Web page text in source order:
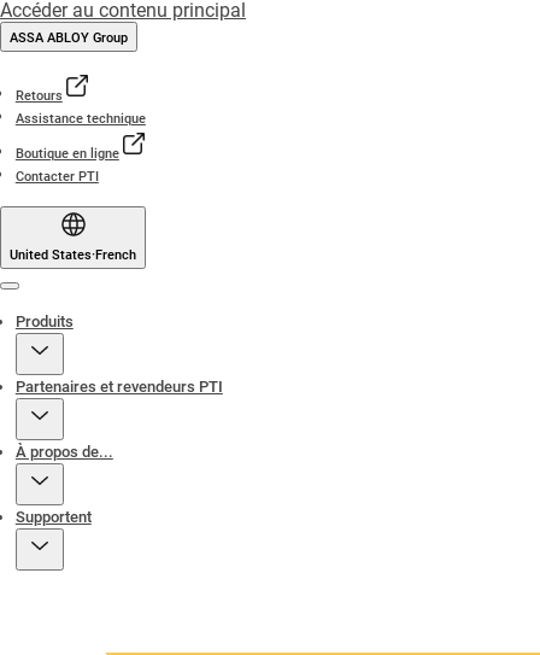
Accéder au contenu principal
ASSA ABLOY Group
Retours
Assistance technique
Boutique en ligne
Contacter PTI
United States·French
Produits
Partenaires et revendeurs PTI
À propos de...
Supportent